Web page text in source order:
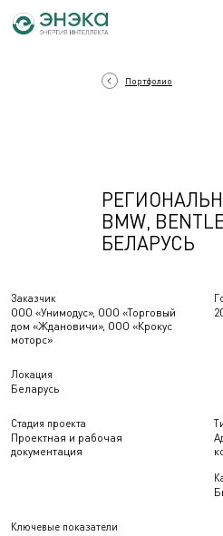
Заказчик
ООО «Унимодус», ООО «Торговый
дом «Ждановичи», ООО «Крокус
моторс»
Локация
Беларусь
Стадия проекта
Проектная и рабочая
документация
Ключевые показатели
Портфолио
BMW,
БЕЛАРУСЬ